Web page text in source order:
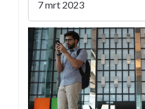
7 mrt 2023